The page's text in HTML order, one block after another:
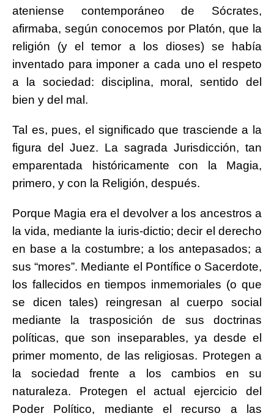
ateniense contemporáneo de Sócrates,
afirmaba, según conocemos por Platón, que la
religión (y el temor a los dioses) se había
inventado para imponer a cada uno el respeto
a la sociedad: disciplina, moral, sentido del
bien y del mal.
Tal es, pues, el significado que trasciende a la
figura del Juez. La sagrada Jurisdicción, tan
emparentada históricamente con la Magia,
primero, y con la Religión, después.
Porque Magia era el devolver a los ancestros a
la vida, mediante la iuris-dictio; decir el derecho
en base a la costumbre; a los antepasados; a
sus “mores”. Mediante el Pontífice o Sacerdote,
los fallecidos en tiempos inmemoriales (o que
se dicen tales) reingresan al cuerpo social
mediante la trasposición de sus doctrinas
políticas, que son inseparables, ya desde el
primer momento, de las religiosas. Protegen a
la sociedad frente a los cambios en su
naturaleza. Protegen el actual ejercicio del
Poder Político, mediante el recurso a las